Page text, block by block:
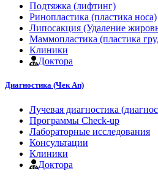
Подтяжка (лифтинг)
Ринопластика (пластика носа)
Липосакция (Удаление
Маммопластика (пластика
Клиники
Доктора
Диагностика (Чек Ап)
Лучевая диагностика
Программы Check-up
Лабораторные исследования
Консультации
Клиники
Доктора